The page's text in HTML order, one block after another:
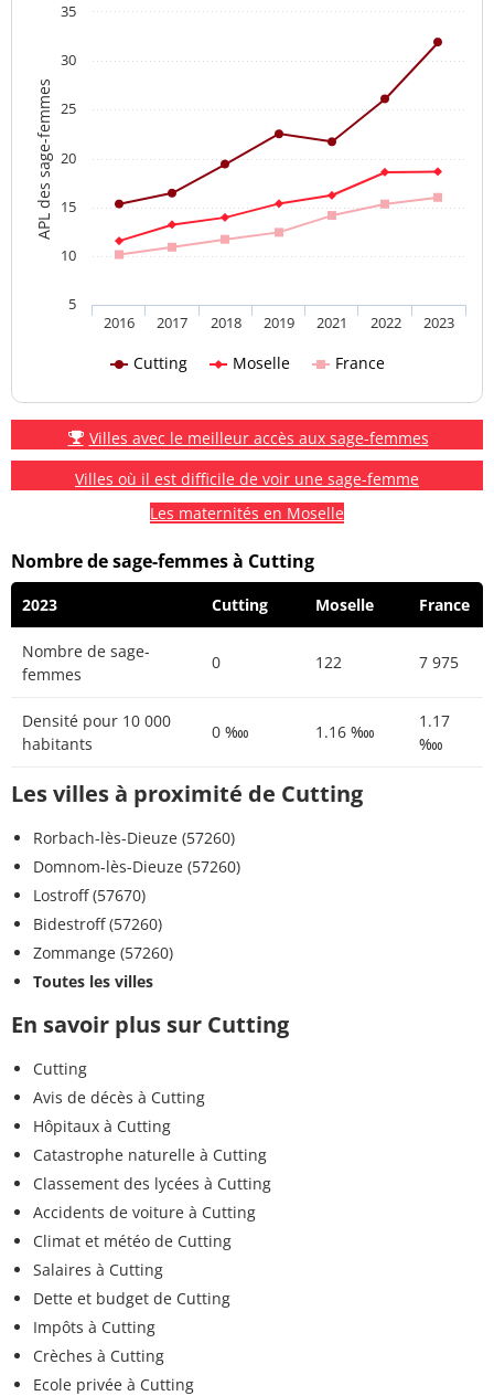
APL des sage-femmes
Cutting Moselle France
2016 2017 2018 2019 2021 2022 2023
5
10
15
20
25
30
35
Villes avec le meilleur accès aux sage-femmes
Villes où il est difficile de voir une sage-femme
Les maternités en Moselle
Nombre de sage-femmes à Cutting
2023 Cutting Moselle France
Nombre de sage-
femmes
0 122 7 975
Densité pour 10 000
habitants
0 ‱ 1.16 ‱
1.17
‱
Les villes à proximité de Cutting
Rorbach-lès-Dieuze (57260)
Domnom-lès-Dieuze (57260)
Lostroff (57670)
Bidestroff (57260)
Zommange (57260)
Toutes les villes
En savoir plus sur Cutting
Cutting
Avis de décès à Cutting
Hôpitaux à Cutting
Catastrophe naturelle à Cutting
Classement des lycées à Cutting
Accidents de voiture à Cutting
Climat et météo de Cutting
Salaires à Cutting
Dette et budget de Cutting
Impôts à Cutting
Crèches à Cutting
Ecole privée à Cutting